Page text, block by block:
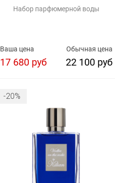
Набор парфюмерной воды
Обычная цена
22 100 руб
Ваша цена
17 680 руб
-20%